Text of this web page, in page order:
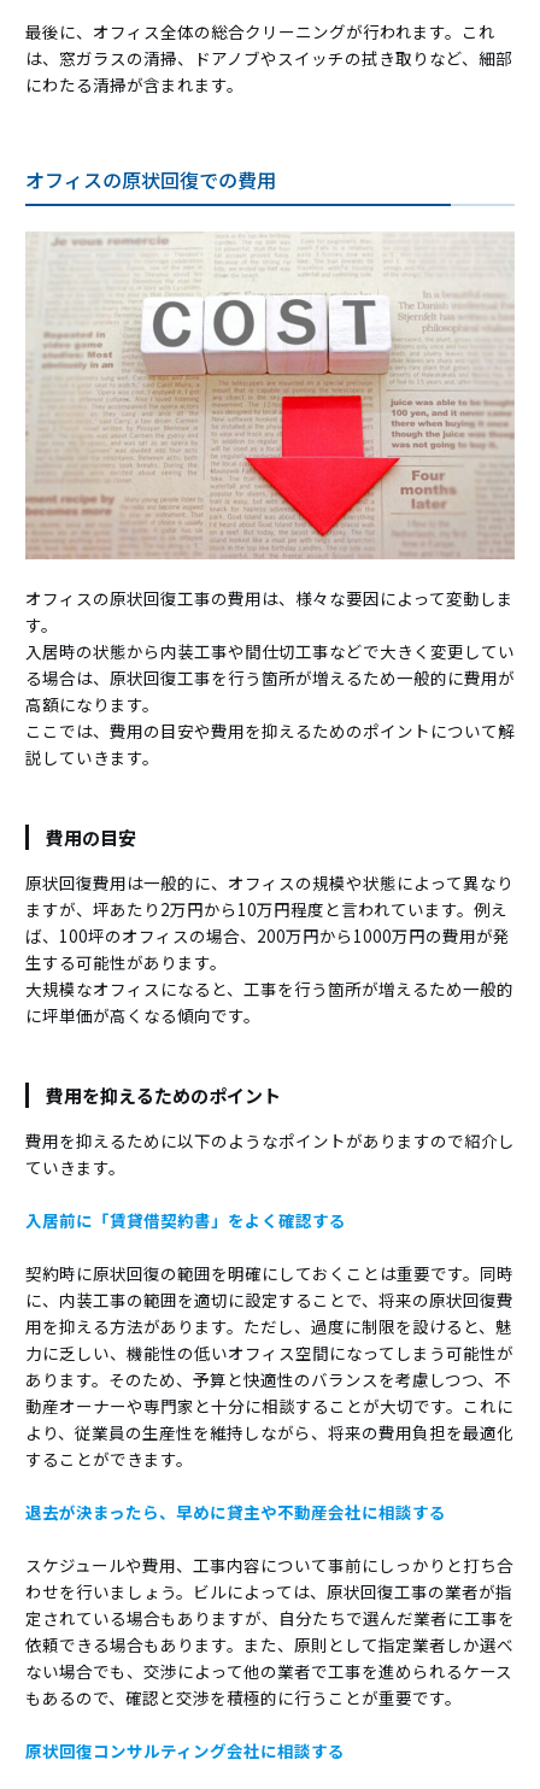
最後に、オフィス全体の総合クリーニングが行われます。これ
は、窓ガラスの清掃、ドアノブやスイッチの拭き取りなど、細部
にわたる清掃が含まれます。
オフィスの原状回復での費用
オフィスの原状回復工事の費用は、様々な要因によって変動しま
す。
入居時の状態から内装工事や間仕切工事などで大きく変更してい
る場合は、原状回復工事を行う箇所が増えるため一般的に費用が
高額になります。
ここでは、費用の目安や費用を抑えるためのポイントについて解
説していきます。
費用の目安
原状回復費用は一般的に、オフィスの規模や状態によって異なり
ますが、坪あたり2万円から10万円程度と言われています。例え
ば、100坪のオフィスの場合、200万円から1000万円の費用が発
生する可能性があります。
大規模なオフィスになると、工事を行う箇所が増えるため一般的
に坪単価が高くなる傾向です。
費用を抑えるためのポイント
費用を抑えるために以下のようなポイントがありますので紹介し
ていきます。
入居前に「賃貸借契約書」をよく確認する
契約時に原状回復の範囲を明確にしておくことは重要です。同時
に、内装工事の範囲を適切に設定することで、将来の原状回復費
用を抑える方法があります。ただし、過度に制限を設けると、魅
力に乏しい、機能性の低いオフィス空間になってしまう可能性が
あります。そのため、予算と快適性のバランスを考慮しつつ、不
動産オーナーや専門家と十分に相談することが大切です。これに
より、従業員の生産性を維持しながら、将来の費用負担を最適化
することができます。
退去が決まったら、早めに貸主や不動産会社に相談する
スケジュールや費用、工事内容について事前にしっかりと打ち合
わせを行いましょう。ビルによっては、原状回復工事の業者が指
定されている場合もありますが、自分たちで選んだ業者に工事を
依頼できる場合もあります。また、原則として指定業者しか選べ
ない場合でも、交渉によって他の業者で工事を進められるケース
もあるので、確認と交渉を積極的に行うことが重要です。
原状回復コンサルティング会社に相談する